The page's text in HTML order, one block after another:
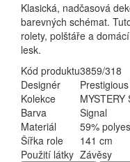
Klasická, nadčasová
barevných schémat.
rolety, polštáře a
lesk.
Kód produktu3859/318
Designér
Kolekce
MYSTERY
Barva
Signal
Materiál
59%
Šířka role
141 cm
Použití látky Závěsy